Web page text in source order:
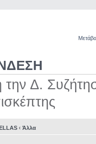
την Δ.
‹ Άλλα